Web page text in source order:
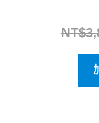
NT$